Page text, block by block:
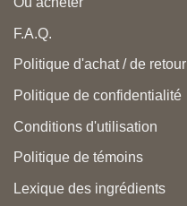
F.A.Q.
Politique d'achat / de retour
Politique de confidentialité
Conditions d'utilisation
Politique de témoins
Lexique des ingrédients